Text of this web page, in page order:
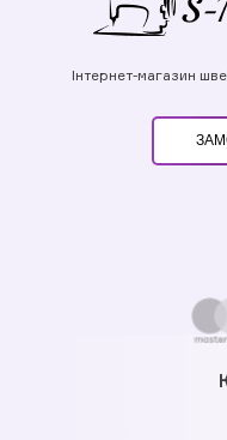
Інтернет-магазин